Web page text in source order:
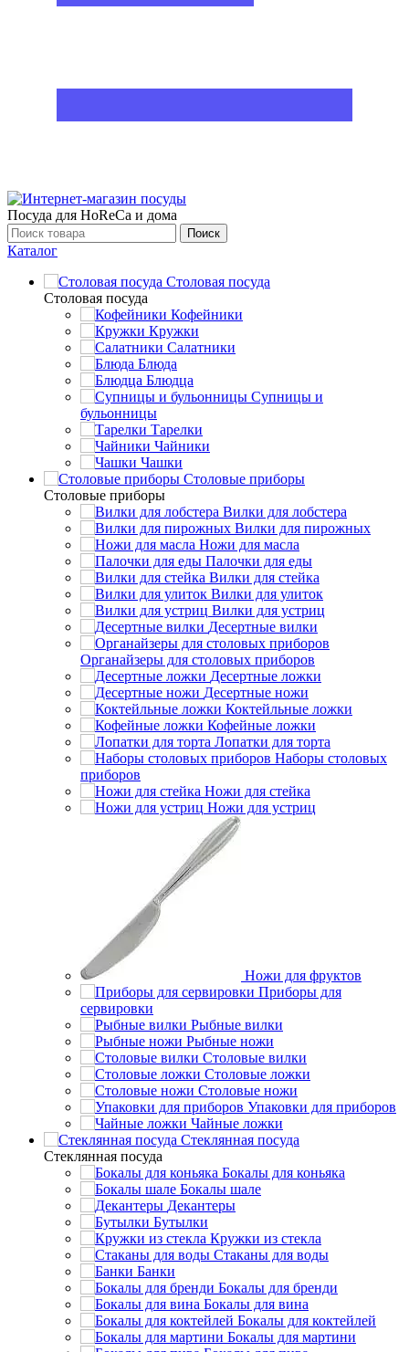
Посуда для HoReCa и дома
Поиск
Каталог
Столовая посуда
Столовая посуда
Кофейники
Кружки
Салатники
Блюда
Блюдца
Супницы и
бульонницы
Тарелки
Чайники
Чашки
Cтоловые приборы
Cтоловые приборы
Вилки для лобстера
Вилки для пирожных
Ножи для масла
Палочки для еды
Вилки для стейка
Вилки для улиток
Вилки для устриц
Десертные вилки
Органайзеры для столовых приборов
Десертные ложки
Десертные ножи
Коктейльные ложки
Кофейные ложки
Лопатки для торта
Наборы столовых
приборов
Ножи для стейка
Ножи для устриц
Ножи для фруктов
Приборы для
сервировки
Рыбные вилки
Рыбные ножи
Столовые вилки
Столовые ложки
Столовые ножи
Упаковки для приборов
Чайные ложки
Стеклянная посуда
Стеклянная посуда
Бокалы для коньяка
Бокалы шале
Декантеры
Бутылки
Кружки из стекла
Стаканы для воды
Банки
Бокалы для бренди
Бокалы для вина
Бокалы для коктейлей
Бокалы для мартини